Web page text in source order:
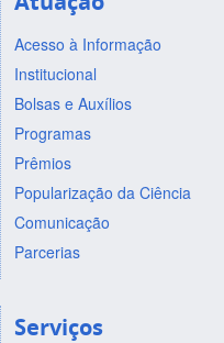
Acesso à Informação
Institucional
Bolsas e Auxílios
Programas
Prêmios
Popularização da Ciência
Comunicação
Parcerias
Serviços